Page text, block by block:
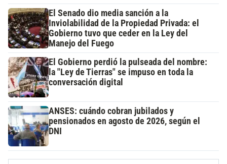
El Senado dio media sanción a la
Inviolabilidad de la Propiedad Privada: el
Gobierno tuvo que ceder en la Ley del
Manejo del Fuego
El Gobierno perdió la pulseada del nombre:
la "Ley de Tierras" se impuso en toda la
conversación digital
ANSES: cuándo cobran jubilados y
pensionados en agosto de 2026, según el
DNI